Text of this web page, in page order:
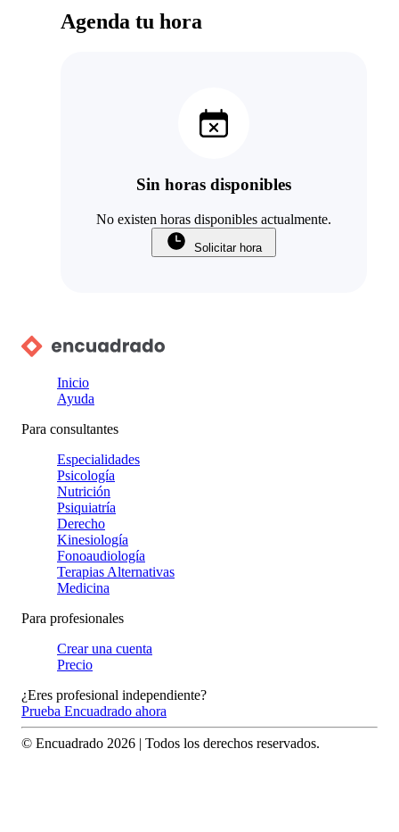
Agenda tu hora
Sin horas disponibles
No existen horas disponibles actualmente.
Solicitar hora
Inicio
Ayuda
Para consultantes
Especialidades
Psicología
Nutrición
Psiquiatría
Derecho
Kinesiología
Fonoaudiología
Terapias Alternativas
Medicina
Para profesionales
Crear una cuenta
Precio
¿Eres profesional independiente?
Prueba Encuadrado ahora
© Encuadrado 2026 | Todos los derechos reservados.